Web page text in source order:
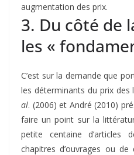
augmentation des prix.
3. Du côté de
les «
C’est sur la demande que
les déterminants du prix
al. (2006) et André (2010)
faire un point sur la
petite centaine d’articles
chapitres d’ouvrages ou de